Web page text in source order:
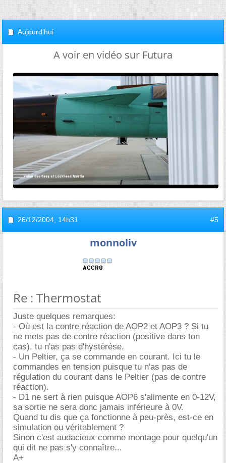
Aujourd'hui
A voir en vidéo sur Futura
26/12/2004, 14h31 #5
monnoliv
Re : Thermostat
Juste quelques remarques:
- Où est la contre réaction de AOP2 et AOP3 ? Si tu
ne mets pas de contre réaction (positive dans ton
cas), tu n'as pas d'hystérèse.
- Un Peltier, ça se commande en courant. Ici tu le
commandes en tension puisque tu n'as pas de
régulation du courant dans le Peltier (pas de contre
réaction).
- D1 ne sert à rien puisque AOP6 s'alimente en 0-12V,
sa sortie ne sera donc jamais inférieure à 0V.
Quand tu dis que ça fonctionne à peu-près, est-ce en
simulation ou véritablement ?
Sinon c'est audacieux comme montage pour quelqu'un
qui dit ne pas s'y connaître...
A+